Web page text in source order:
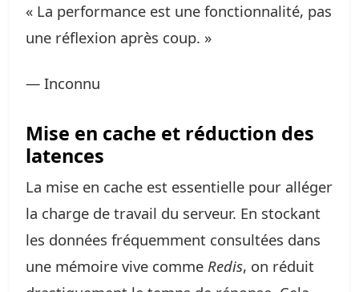
« La performance est une fonctionnalité, pas
une réflexion après coup. »
— Inconnu
Mise en cache et réduction des
latences
La mise en cache est essentielle pour alléger
la charge de travail du serveur. En stockant
les données fréquemment consultées dans
une mémoire vive comme Redis, on réduit